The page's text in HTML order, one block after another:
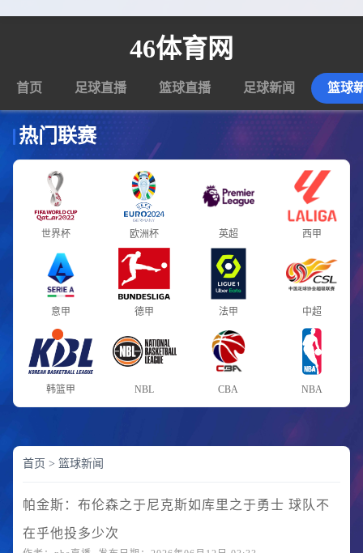
46体育网
首页 足球直播 篮球直播 足球新闻 篮球
热门联赛
世界杯 欧洲杯 英超 西甲
意甲 德甲 法甲 中超
韩篮甲 NBL CBA NBA
首页 > 篮球新闻
帕金斯：布伦森之于尼克斯如库里之于勇士 球队不
在乎他投多少次